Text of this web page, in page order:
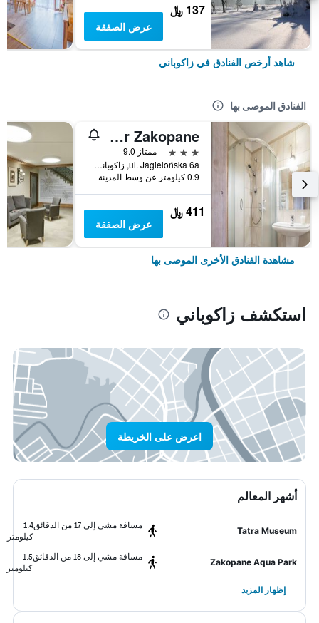
137 ﷼
عرض الصفقة
شاهد أرخص الفنادق في زاكوباني
الفنادق الموصى بها
Willa Bór Zakopane
3 نجوم
ممتاز 9.0
ul. Jagielońska 6a, زاكوباني, مقاطعة بولندا الصغرى, بولندا
0.9 كيلومتر عن وسط المدينة
411 ﷼
عرض الصفقة
مشاهدة الفنادق الأخرى الموصى بها
استكشف زاكوباني
اعرض على الخريطة
أشهر المعالم
Tatra Museum
مسافة مشي إلى 17 من الدقائق
1.4
كيلومتر
Zakopane Aqua Park
مسافة مشي إلى 18 من الدقائق
1.5
كيلومتر
إظهار المزيد